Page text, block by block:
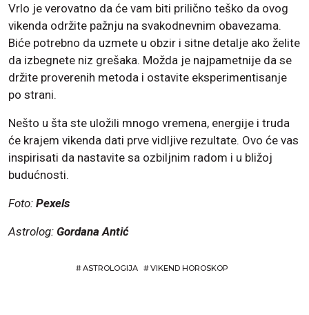
Vrlo je verovatno da će vam biti prilično teško da ovog
vikenda održite pažnju na svakodnevnim obavezama.
Biće potrebno da uzmete u obzir i sitne detalje ako želite
da izbegnete niz grešaka. Možda je najpametnije da se
držite proverenih metoda i ostavite eksperimentisanje
po strani.
Nešto u šta ste uložili mnogo vremena, energije i truda
će krajem vikenda dati prve vidljive rezultate. Ovo će vas
inspirisati da nastavite sa ozbiljnim radom i u bližoj
budućnosti.
Foto: Pexels
Astrolog: Gordana Antić
#ASTROLOGIJA #VIKEND HOROSKOP